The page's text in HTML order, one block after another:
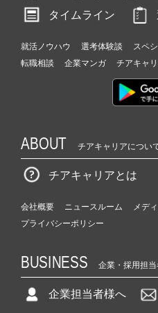
タイムライン
就活ノウハウ 選考体験談 スペ
転職相談
企業マンガ チアキャ
ABOUT チアキャリアについ
チアキャリアとは
会社概要 ニュースルーム
メデ
プライバシーポリシー
BUSINESS 企業・採用担当
企業担当者様へ